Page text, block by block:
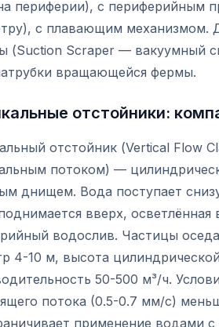
периферии), с периферийным
с плавающим механизмом.
(Suction Scraper — вакуумный
вращающейся фермы.
отстойники:
отстойник (Vertical Flow
потоком) —
днищем. Вода поступает
вверх, осветлённая
водослив. Частицы
4-10 м, высота
50-500 м³/ч.
потока (0.5-0.7 мм/с)
применение водами